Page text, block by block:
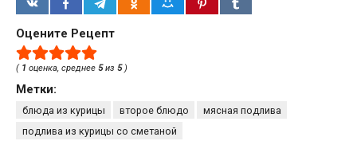
Оцените Рецепт
( 1 оценка, среднее 5из 5)
Метки:
блюда из курицы второе блюдо
мясная подлива
подлива из курицы со сметаной